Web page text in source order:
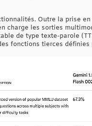
Outre la prise
charge les sorties
de type texte-parole
fonctions tierces